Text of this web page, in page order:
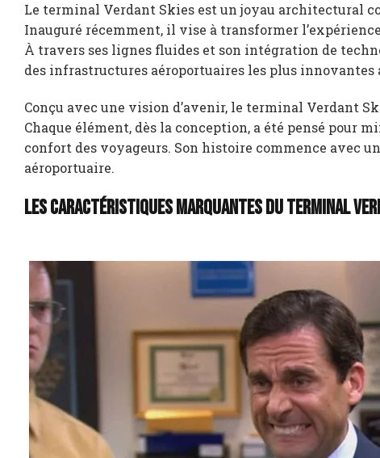
Le terminal Verdant Skies est un joyau architectural
Inauguré récemment, il vise à transformer
À travers ses lignes fluides et son intégration de
des infrastructures aéroportuaires les plus innovantes
Conçu avec une vision d’avenir, le terminal Verdant
Chaque élément, dès la conception, a été pensé
confort des voyageurs. Son histoire commence avec
aéroportuaire.
Les caractéristiques marquantes du terminal